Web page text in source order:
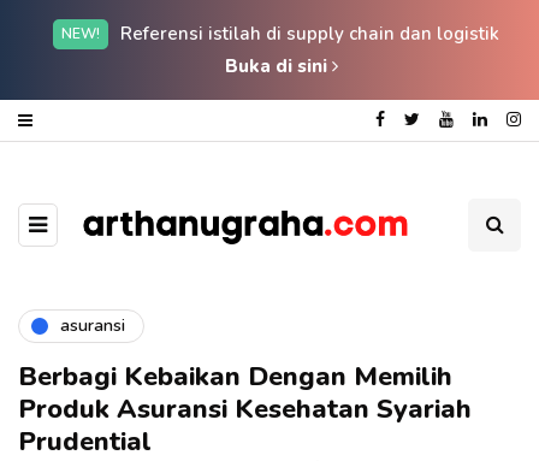
NEW!
Referensi istilah di supply chain dan logistik
Buka di sini
asuransi
Berbagi Kebaikan Dengan Memilih
Produk Asuransi Kesehatan Syariah
Prudential